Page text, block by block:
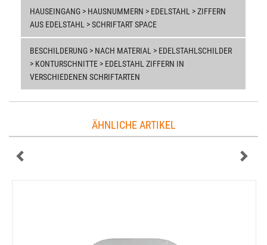
HAUSEINGANG > HAUSNUMMERN > EDELSTAHL > ZIFFERN
AUS EDELSTAHL > SCHRIFTART SPACE
BESCHILDERUNG > NACH MATERIAL > EDELSTAHLSCHILDER
> KONTURSCHNITTE > EDELSTAHL ZIFFERN IN
VERSCHIEDENEN SCHRIFTARTEN
ÄHNLICHE ARTIKEL